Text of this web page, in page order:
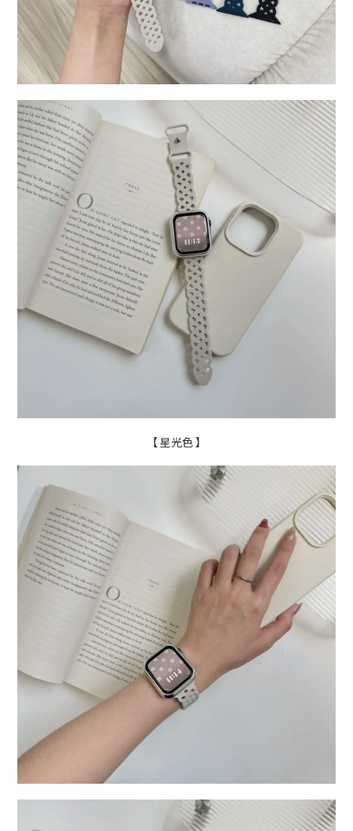
【 星光色 】